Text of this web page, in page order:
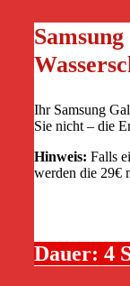
Ihr Samsung
Sie nicht – die
Hinweis: Falls
werden die 29€
Dauer: 4